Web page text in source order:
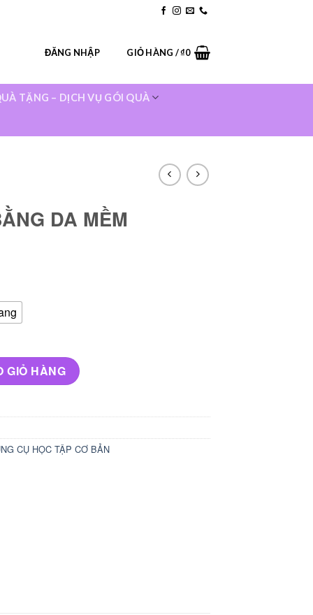
ĐĂNG NHẬP GIỎ HÀNG /₫0
TẶNG – DỊCH VỤ GÓI QUÀ
DA MỀM
lượng
GIỎ HÀNG
CỤ HỌC TẬP CƠ BẢN